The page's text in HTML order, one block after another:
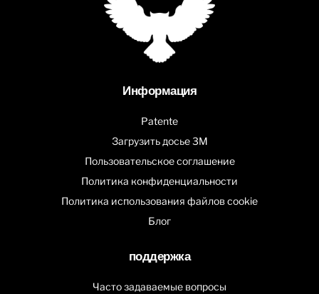
Информация
Patente
Загрузить досье 3M
Пользовательское соглашение
Политика конфиденциальности
Политика использования файлов cookie
Блог
поддержка
Часто задаваемые вопросы